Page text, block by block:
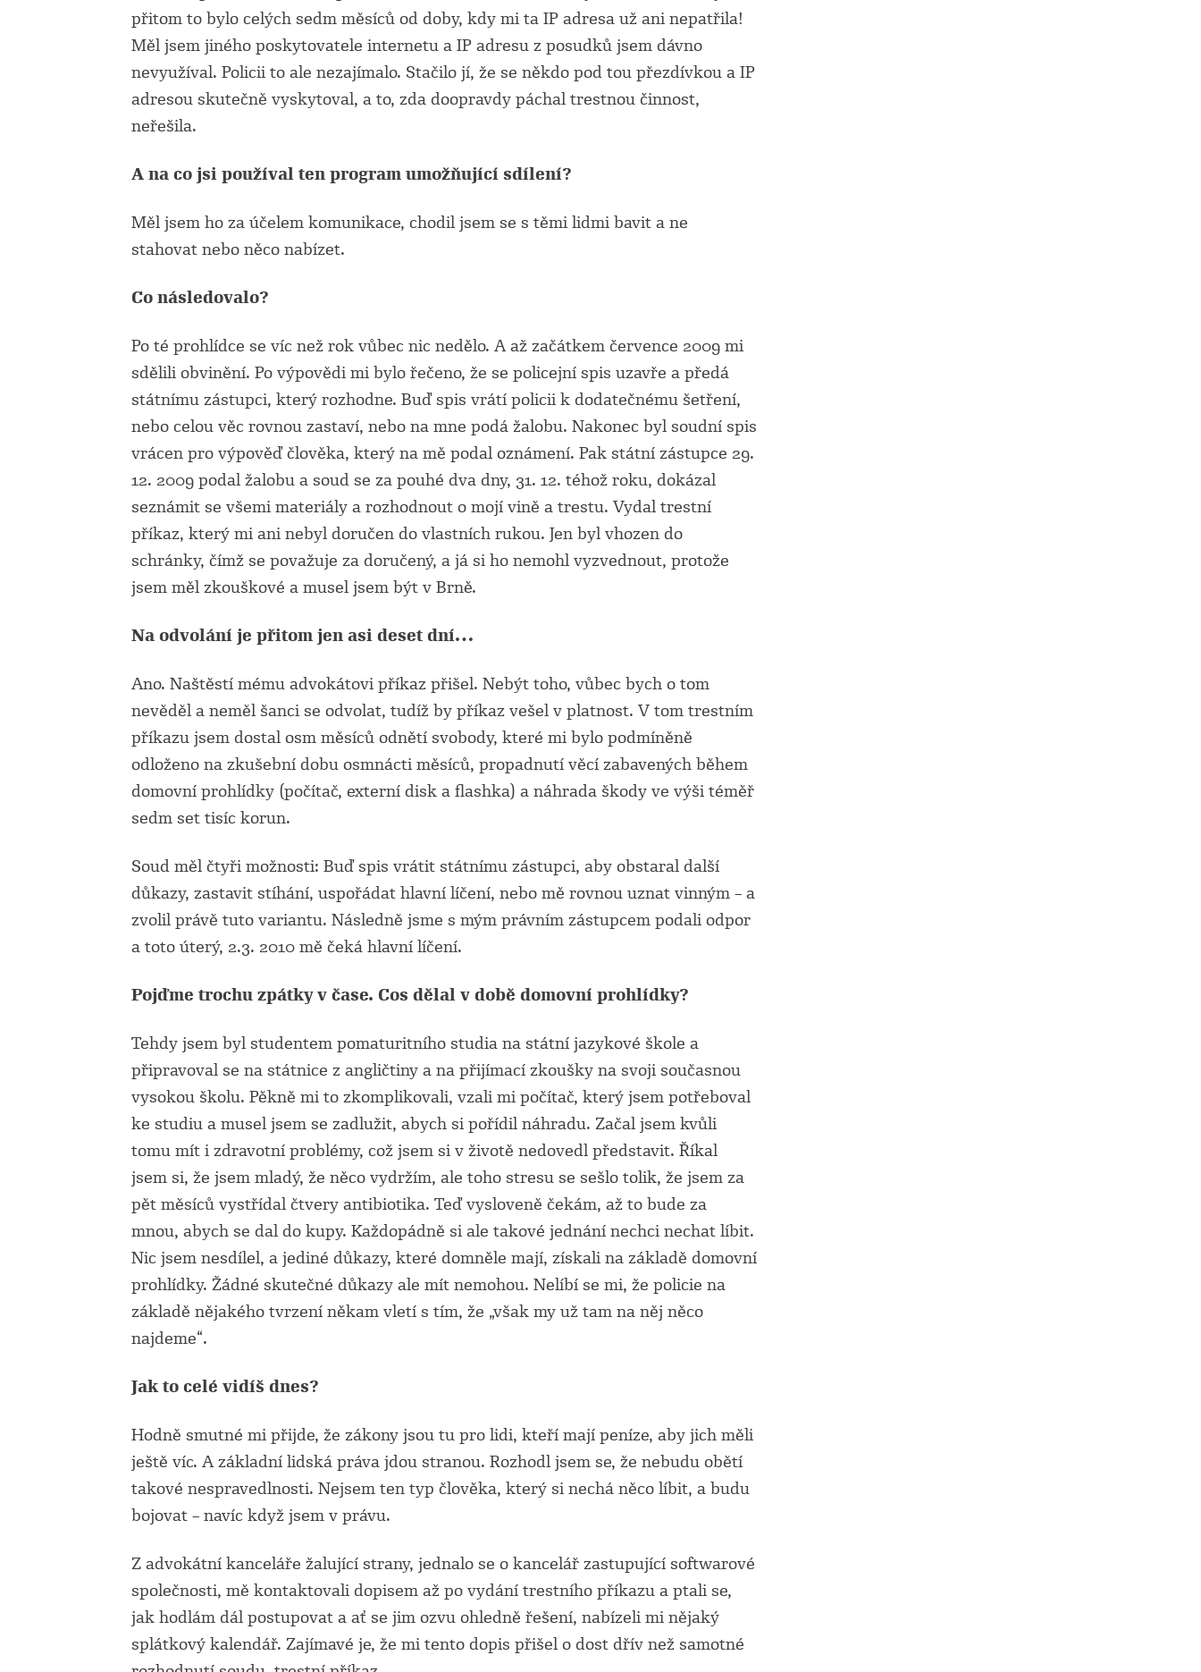
přitom to bylo celých sedm měsíců od doby, kdy mi ta IP adresa už ani nepatřila!
Měl jsem jiného poskytovatele internetu a IP adresu z posudků jsem dávno
nevyužíval. Policii to ale nezajímalo. Stačilo jí, že se někdo pod tou přezdívkou a IP
adresou skutečně vyskytoval, a to, zda doopravdy páchal trestnou činnost,
neřešila.
A na co jsi používal ten program umožňující sdílení?
Měl jsem ho za účelem komunikace, chodil jsem se s těmi lidmi bavit a ne
stahovat nebo něco nabízet.
Co následovalo?
Po té prohlídce se víc než rok vůbec nic nedělo. A až začátkem července 2009 mi
sdělili obvinění. Po výpovědi mi bylo řečeno, že se policejní spis uzavře a předá
státnímu zástupci, který rozhodne. Buď spis vrátí policii k dodatečnému šetření,
nebo celou věc rovnou zastaví, nebo na mne podá žalobu. Nakonec byl soudní spis
vrácen pro výpověď člověka, který na mě podal oznámení. Pak státní zástupce 29.
12. 2009 podal žalobu a soud se za pouhé dva dny, 31. 12. téhož roku, dokázal
seznámit se všemi materiály a rozhodnout o mojí vině a trestu. Vydal trestní
příkaz, který mi ani nebyl doručen do vlastních rukou. Jen byl vhozen do
schránky, čímž se považuje za doručený, a já si ho nemohl vyzvednout, protože
jsem měl zkouškové a musel jsem být v Brně.
Na odvolání je přitom jen asi deset dní…
Ano. Naštěstí mému advokátovi příkaz přišel. Nebýt toho, vůbec bych o tom
nevěděl a neměl šanci se odvolat, tudíž by příkaz vešel v platnost. V tom trestním
příkazu jsem dostal osm měsíců odnětí svobody, které mi bylo podmíněně
odloženo na zkušební dobu osmnácti měsíců, propadnutí věcí zabavených během
domovní prohlídky (počítač, externí disk a flashka) a náhrada škody ve výši téměř
sedm set tisíc korun.
Soud měl čtyři možnosti: Buď spis vrátit státnímu zástupci, aby obstaral další
důkazy, zastavit stíhání, uspořádat hlavní líčení, nebo mě rovnou uznat vinným – a
zvolil právě tuto variantu. Následně jsme s mým právním zástupcem podali odpor
a toto úterý, 2.3. 2010 mě čeká hlavní líčení.
Pojďme trochu zpátky v čase. Cos dělal v době domovní prohlídky?
Tehdy jsem byl studentem pomaturitního studia na státní jazykové škole a
připravoval se na státnice z angličtiny a na přijímací zkoušky na svoji současnou
vysokou školu. Pěkně mi to zkomplikovali, vzali mi počítač, který jsem potřeboval
ke studiu a musel jsem se zadlužit, abych si pořídil náhradu. Začal jsem kvůli
tomu mít i zdravotní problémy, což jsem si v životě nedovedl představit. Říkal
jsem si, že jsem mladý, že něco vydržím, ale toho stresu se sešlo tolik, že jsem za
pět měsíců vystřídal čtvery antibiotika. Teď vysloveně čekám, až to bude za
mnou, abych se dal do kupy. Každopádně si ale takové jednání nechci nechat líbit.
Nic jsem nesdílel, a jediné důkazy, které domněle mají, získali na základě domovní
prohlídky. Žádné skutečné důkazy ale mít nemohou. Nelíbí se mi, že policie na
základě nějakého tvrzení někam vletí s tím, že „však my už tam na něj něco
najdeme“.
Jak to celé vidíš dnes?
Hodně smutné mi přijde, že zákony jsou tu pro lidi, kteří mají peníze, aby jich měli
ještě víc. A základní lidská práva jdou stranou. Rozhodl jsem se, že nebudu obětí
takové nespravedlnosti. Nejsem ten typ člověka, který si nechá něco líbit, a budu
bojovat – navíc když jsem v právu.
Z advokátní kanceláře žalující strany, jednalo se o kancelář zastupující softwarové
společnosti, mě kontaktovali dopisem až po vydání trestního příkazu a ptali se,
jak hodlám dál postupovat a ať se jim ozvu ohledně řešení, nabízeli mi nějaký
splátkový kalendář. Zajímavé je, že mi tento dopis přišel o dost dřív než samotné